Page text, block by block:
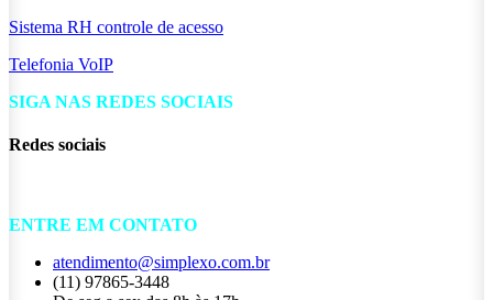
Sistema RH controle de acesso
Telefonia VoIP
SIGA NAS REDES SOCIAIS
Redes sociais
ENTRE EM CONTATO
atendimento@simplexo.com.br
(11) 97865-3448